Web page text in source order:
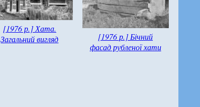
[1976 р.] Хата.
Загальний вигляд
[1976 р.] Бічний
фасад рубленої хати